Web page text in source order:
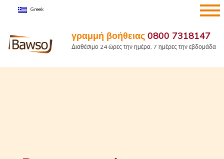
ΜετάβασηGreek
γραμμή βοήθειας 0800 7318147
Διαθέσιμο 24 ώρες την ημέρα, 7 ημέρες την εβδομάδα